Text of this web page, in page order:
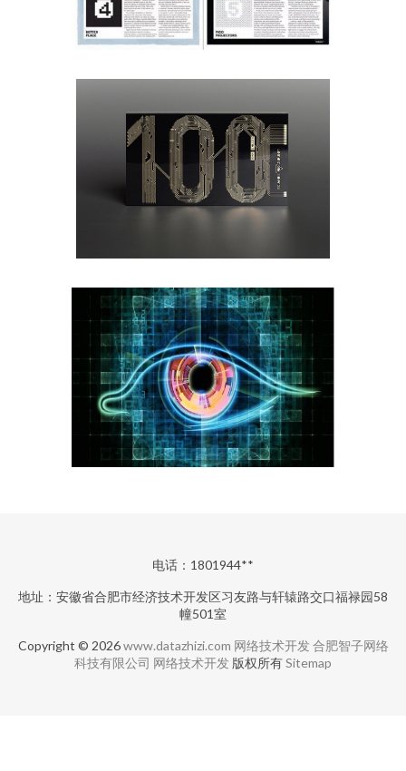
电话：1801944**
地址：安徽省合肥市经济技术开发区习友路与轩辕路交口福禄园58
幢501室
Copyright © 2026www.datazhizi.com 网络技术开发 合肥智子网络
科技有限公司 网络技术开发 版权所有Sitemap